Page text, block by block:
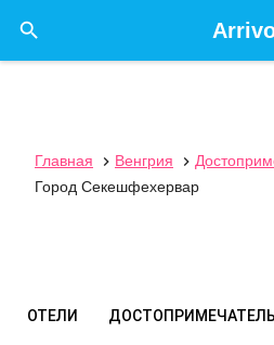

Главная  Венгрия 
Город Секешфехервар
ОТЕЛИ